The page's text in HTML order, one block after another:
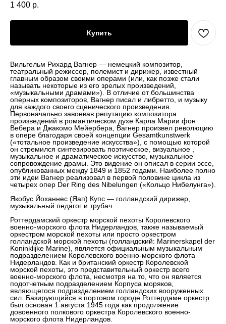
1 400 р.
Купить
Вильгельм Рихард Вагнер — немецкий композитор,
театральный режиссер, полемист и дирижер, известный
главным образом своими операми (или, как позже стали
называть некоторые из его зрелых произведений,
«музыкальными драмами»). В отличие от большинства
оперных композиторов, Вагнер писал и либретто, и музыку
для каждого своего сценического произведения.
Первоначально завоевав репутацию композитора
произведений в романтическом духе Карла Марии фон
Вебера и Джакомо Мейербера, Вагнер произвел революцию
в опере благодаря своей концепции Gesamtkunstwerk
(«тотальное произведение искусства»), с помощью которой
он стремился синтезировать поэтическое, визуальное ,
музыкальное и драматическое искусство, музыкальное
сопровождение драмы. Это видение он описал в серии эссе,
опубликованных между 1849 и 1852 годами. Наиболее полно
эти идеи Вагнер реализовал в первой половине цикла из
четырех опер Der Ring des Nibelungen («Кольцо Нибелунга»).
Якобус Йоханнес (Яап) Купс — голландский дирижер,
музыкальный педагог и трубач.
Роттердамский оркестр морской пехоты Королевского
военно-морского флота Нидерландов, также называемый
оркестром морской пехоты или просто оркестром
голландской морской пехоты (голландский: Marinerskapel der
Koninklijke Marine), является официальным музыкальным
подразделением Королевского военно-морского флота
Нидерландов. Как и британский оркестр Королевской
морской пехоты, это представительный оркестр всего
военно-морского флота, несмотря на то, что он является
подотчетным подразделением Корпуса моряков,
являющегося подразделением голландских вооруженных
сил. Базирующийся в портовом городе Роттердаме оркестр
был основан 1 августа 1945 года как продолжение
довоенного полкового оркестра Королевского военно-
морского флота Нидерландов.